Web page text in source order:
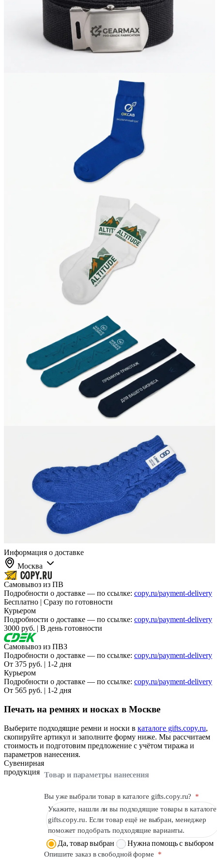
Вакансии
Написать директору
Информация о доставке
Москва
Самовывоз из ПВ
Подробности о доставке — по ссылке: copy.ru/payment-delivery
Бесплатно | Сразу по готовности
Курьером
Подробности о доставке — по ссылке: copy.ru/payment-delivery
3000 руб. | В день готовности
Самовывоз из ПВЗ
Подробности о доставке — по ссылке: copy.ru/payment-delivery
От 375 руб. | 1-2 дня
Курьером
Подробности о доставке — по ссылке: copy.ru/payment-delivery
От 565 руб. | 1-2 дня
Печать на ремнях и носках в Москве
Выберите подходящие ремни и носки в каталоге gifts.copy.ru,
скопируйте артикул и заполните форму ниже. Мы рассчитаем
стоимость и подготовим предложение с учётом тиража и
параметров нанесения.
Сувенирная
продукция Товар и параметры нанесения
Вы уже выбрали товар в каталоге gifts.copy.ru?
*
Укажите, нашли ли вы подходящие товары в каталоге
gifts.copy.ru. Если товар ещё не выбран, менеджер
поможет подобрать подходящие варианты.
Да, товар выбран Нужна помощь с выбором
Опишите заказ в свободной форме
*